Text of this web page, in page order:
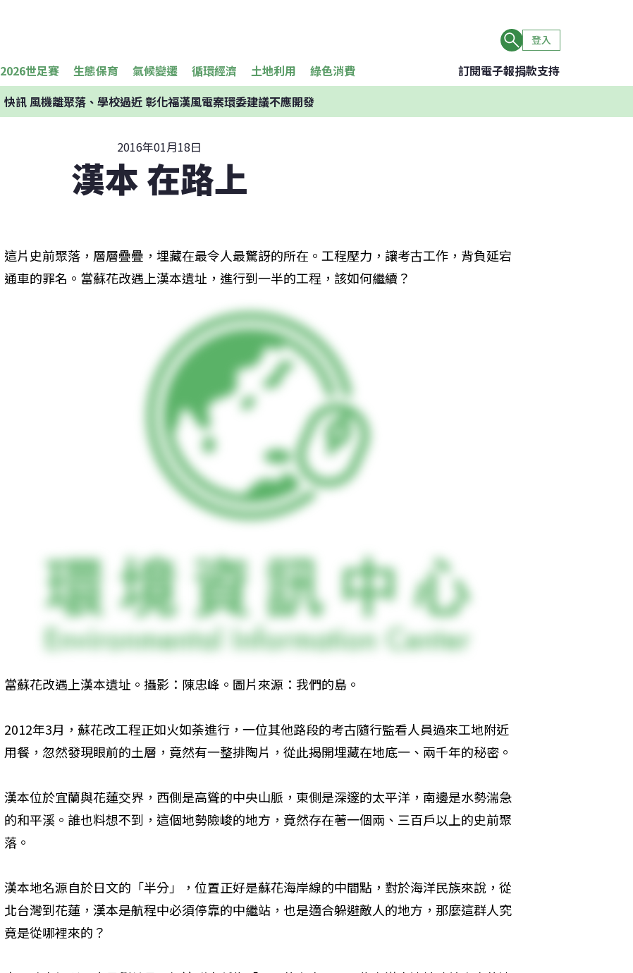
登入
2026世足賽 生態保育 氣候變遷 循環經濟 土地利用 綠色消費 訂閱電子報捐款支持
快訊風機離聚落、學校過近 彰化福漢風電案環委建議不應開發
2016年01月18日
漢本 在路上
這片史前聚落，層層疊疊，埋藏在最令人最驚訝的所在。工程壓力，讓考古工作，背負延宕
通車的罪名。當蘇花改遇上漢本遺址，進行到一半的工程，該如何繼續？
當蘇花改遇上漢本遺址。攝影：陳忠峰。圖片來源：我們的島。
2012年3月，蘇花改工程正如火如荼進行，一位其他路段的考古隨行監看人員過來工地附近
用餐，忽然發現眼前的土層，竟然有一整排陶片，從此揭開埋藏在地底一、兩千年的秘密。
漢本位於宜蘭與花蓮交界，西側是高聳的中央山脈，東側是深邃的太平洋，南邊是水勢湍急
的和平溪。誰也料想不到，這個地勢險峻的地方，竟然存在著一個兩、三百戶以上的史前聚
落。
漢本地名源自於日文的「半分」，位置正好是蘇花海岸線的中間點，對於海洋民族來說，從
北台灣到花蓮，漢本是航程中必須停靠的中繼站，也是適合躲避敵人的地方，那麼這群人究
竟是從哪裡來的？